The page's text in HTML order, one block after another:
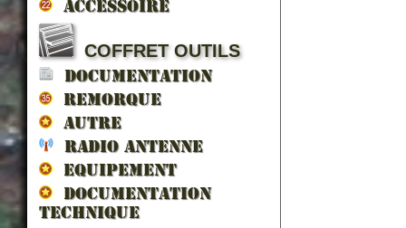
ACCESSOIRE
COFFRET OUTILS
DOCUMENTATION
REMORQUE
AUTRE
RADIO ANTENNE
EQUIPEMENT
DOCUMENTATION
TECHNIQUE